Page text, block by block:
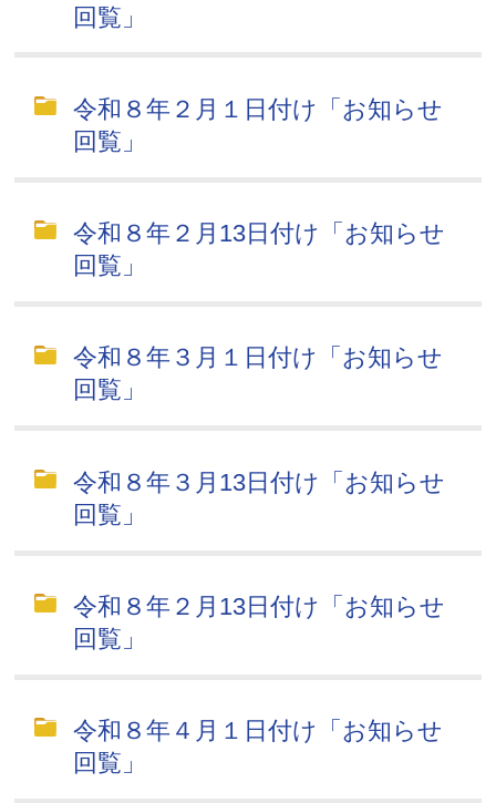
回覧」
令和８年２月１日付け「お知らせ
回覧」
令和８年２月13日付け「お知らせ
回覧」
令和８年３月１日付け「お知らせ
回覧」
令和８年３月13日付け「お知らせ
回覧」
令和８年２月13日付け「お知らせ
回覧」
令和８年４月１日付け「お知らせ
回覧」